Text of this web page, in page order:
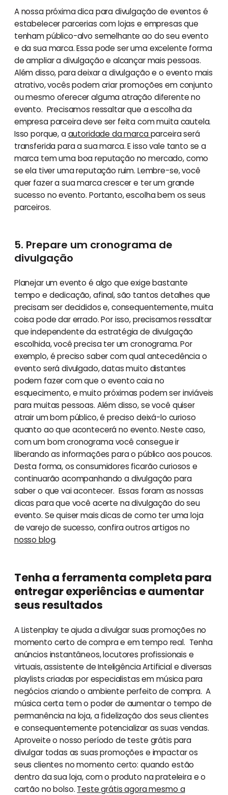
A nossa próxima dica para divulgação de eventos é
estabelecer parcerias com lojas e empresas que
tenham público-alvo semelhante ao do seu evento
e da sua marca. Essa pode ser uma excelente forma
de ampliar a divulgação e alcançar mais pessoas.
Além disso, para deixar a divulgação e o evento mais
atrativo, vocês podem criar promoções em conjunto
ou mesmo oferecer alguma atração diferente no
evento. Precisamos ressaltar que a escolha da
empresa parceira deve ser feita com muita cautela.
Isso porque, aautoridade da marcaparceira será
transferida para a sua marca. E isso vale tanto se a
marca tem uma boa reputação no mercado, como
se ela tiver uma reputação ruim. Lembre-se, você
quer fazer a sua marca crescer e ter um grande
sucesso no evento. Portanto, escolha bem os seus
parceiros.
5. Prepare um cronograma de
divulgação
Planejar um evento é algo que exige bastante
tempo e dedicação, afinal, são tantos detalhes que
precisam ser decididos e, consequentemente, muita
coisa pode dar errado. Por isso, precisamos ressaltar
que independente da estratégia de divulgação
escolhida, você precisa ter um cronograma. Por
exemplo, é preciso saber com qual antecedência o
evento será divulgado, datas muito distantes
podem fazer com que o evento caia no
esquecimento, e muito próximas podem ser inviáveis
para muitas pessoas. Além disso, se você quiser
atrair um bom público, é preciso deixá-lo curioso
quanto ao que acontecerá no evento. Neste caso,
com um bom cronograma você consegue ir
liberando as informações para o público aos poucos.
Desta forma, os consumidores ficarão curiosos e
continuarão acompanhando a divulgação para
saber o que vai acontecer. Essas foram as nossas
dicas para que você acerte na divulgação do seu
evento. Se quiser mais dicas de como ter uma loja
de varejo de sucesso, confira outros artigos no
nosso blog.
Tenha a ferramenta completa para
entregar experiências e aumentar
seus resultados
A Listenplay te ajuda a divulgar suas promoções no
momento certo de compra e em tempo real. Tenha
anúncios instantâneos, locutores profissionais e
virtuais, assistente de Inteligência Artificial e diversas
playlists criadas por especialistas em música para
negócios criando o ambiente perfeito de compra. A
música certa tem o poder de aumentar o tempo de
permanência na loja, a fidelização dos seus clientes
e consequentemente potencializar as suas vendas.
Aproveite o nosso período de teste grátis para
divulgar todas as suas promoções e impactar os
seus clientes no momento certo: quando estão
dentro da sua loja, com o produto na prateleira e o
cartão no bolso. Teste grátis agora mesmo a